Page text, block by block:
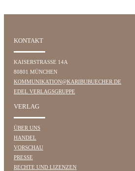
KONTAKT
KAISERSTRASSE 14A
80801 MÜNCHEN
KOMMUNIKATION@KARIBUBUECHER.DE
EDEL VERLAGSGRUPPE
VERLAG
ÜBER UNS
HANDEL
VORSCHAU
PRESSE
RECHTE UND LIZENZEN